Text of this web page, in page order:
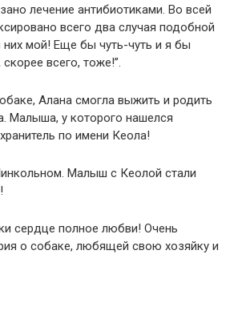
лечение антибиотиками. Во всей
всего два случая подобной
них мой! Еще бы чуть-чуть и я бы
всего, тоже!”.
Алана смогла выжить и родить
Малыша, у которого нашелся
по имени Кеола!
Малыш с Кеолой стали
сердце полное любви! Очень
о собаке, любящей свою хозяйку и